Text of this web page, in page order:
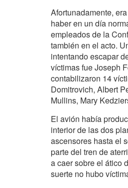
Afortunadamente,
haber en un día
empleados de la
también en el acto.
intentando escapar
víctimas fue Joseph
contabilizaron 14
Domitrovich, Albert
Mullins, Mary
El avión había
interior de las dos
ascensores hasta el
parte del tren de
a caer sobre el ático
suerte no hubo